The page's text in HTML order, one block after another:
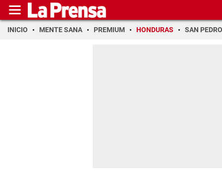
INICIO MENTE SANA PREMIUM HONDURAS SAN PEDRO